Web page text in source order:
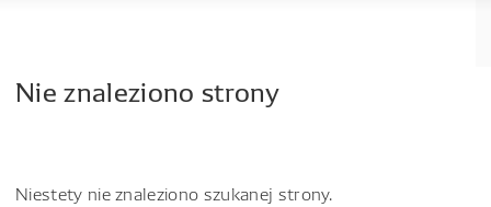
Nie znaleziono strony
Niestety nie znaleziono szukanej strony.